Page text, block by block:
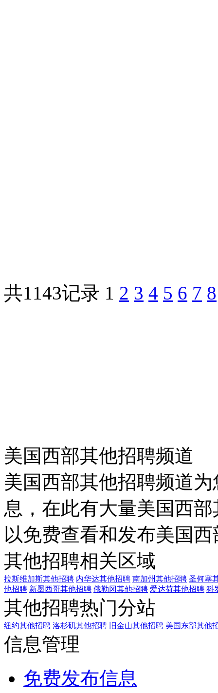
共1143记录 1 2 3 4 5 6 7 8
美国西部其他招聘频道
美国西部其他招聘频道
息，在此有大量美国西
以免费查看和发布美国
其他招聘相关区域
拉斯维加斯其他招聘 内华达其他招聘 南加州其他招聘 圣何塞
他招聘 新墨西哥其他招聘 俄勒冈其他招聘 爱达荷其他招聘 科
其他招聘热门分站
纽约其他招聘 洛杉矶其他招聘 旧金山其他招聘 美国东部其他
信息管理
免费发布信息